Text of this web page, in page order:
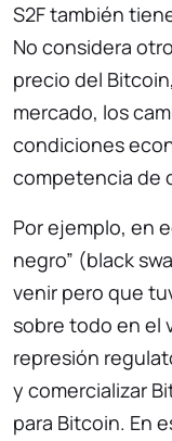
S2F también
No considera
precio del
mercado, los
condiciones
competencia de
Por ejemplo, en
negro” (black
venir pero que
sobre todo en el
represión
y comercializar
para Bitcoin. En